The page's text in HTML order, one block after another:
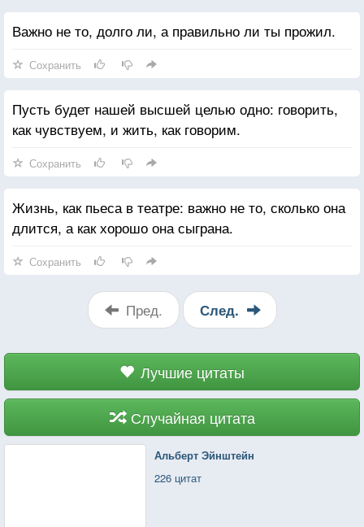
Важно не то, долго ли, а правильно ли ты прожил.
Сохранить
Пусть будет нашей высшей целью одно: говорить,
как чувствуем, и жить, как говорим.
Сохранить
Жизнь, как пьеса в театре: важно не то, сколько она
длится, а как хорошо она сыграна.
Сохранить
Пред. След.
Лучшие цитаты
Случайная цитата
Альберт Эйнштейн
226 цитат